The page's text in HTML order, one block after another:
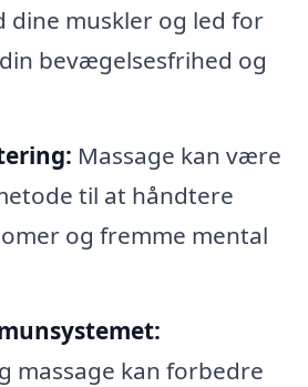
dine muskler og led for
bevægelsesfrihed og
Massage kan være
til at håndtere
og fremme mental
massage kan forbedre